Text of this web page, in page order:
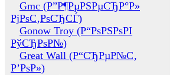
Gmc (Р”Р¶РµРЅРµСЂР°Р»
РјРѕС‚РѕСЂСЃ)
Gonow Troy (Р“РѕРЅРѕРІ
РўСЂРѕР№)
Great Wall (Р“СЂРµР№С‚
Р’РѕР»)